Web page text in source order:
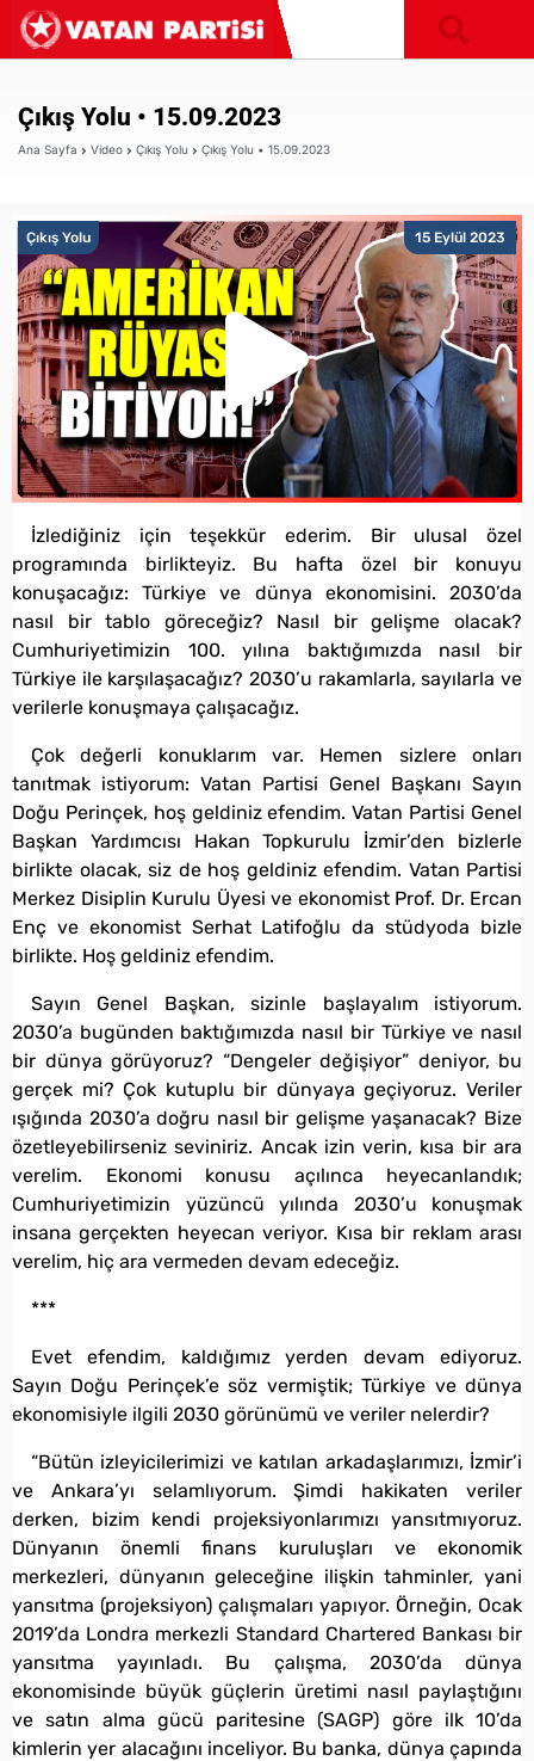
Çıkış Yolu • 15.09.2023
Ana Sayfa Video Çıkış Yolu Çıkış Yolu • 15.09.2023
15 Eylül 2023
Çıkış Yolu
İzlediğiniz için teşekkür ederim. Bir ulusal özel
programında birlikteyiz. Bu hafta özel bir konuyu
konuşacağız: Türkiye ve dünya ekonomisini. 2030’da
nasıl bir tablo göreceğiz? Nasıl bir gelişme olacak?
Cumhuriyetimizin 100. yılına baktığımızda nasıl bir
Türkiye ile karşılaşacağız? 2030’u rakamlarla, sayılarla ve
verilerle konuşmaya çalışacağız.
Çok değerli konuklarım var. Hemen sizlere onları
tanıtmak istiyorum: Vatan Partisi Genel Başkanı Sayın
Doğu Perinçek, hoş geldiniz efendim. Vatan Partisi Genel
Başkan Yardımcısı Hakan Topkurulu İzmir’den bizlerle
birlikte olacak, siz de hoş geldiniz efendim. Vatan Partisi
Merkez Disiplin Kurulu Üyesi ve ekonomist Prof. Dr. Ercan
Enç ve ekonomist Serhat Latifoğlu da stüdyoda bizle
birlikte. Hoş geldiniz efendim.
Sayın Genel Başkan, sizinle başlayalım istiyorum.
2030’a bugünden baktığımızda nasıl bir Türkiye ve nasıl
bir dünya görüyoruz? “Dengeler değişiyor” deniyor, bu
gerçek mi? Çok kutuplu bir dünyaya geçiyoruz. Veriler
ışığında 2030’a doğru nasıl bir gelişme yaşanacak? Bize
özetleyebilirseniz seviniriz. Ancak izin verin, kısa bir ara
verelim. Ekonomi konusu açılınca heyecanlandık;
Cumhuriyetimizin yüzüncü yılında 2030’u konuşmak
insana gerçekten heyecan veriyor. Kısa bir reklam arası
verelim, hiç ara vermeden devam edeceğiz.
***
Evet efendim, kaldığımız yerden devam ediyoruz.
Sayın Doğu Perinçek’e söz vermiştik; Türkiye ve dünya
ekonomisiyle ilgili 2030 görünümü ve veriler nelerdir?
“Bütün izleyicilerimizi ve katılan arkadaşlarımızı, İzmir’i
ve Ankara’yı selamlıyorum. Şimdi hakikaten veriler
derken, bizim kendi projeksiyonlarımızı yansıtmıyoruz.
Dünyanın önemli finans kuruluşları ve ekonomik
merkezleri, dünyanın geleceğine ilişkin tahminler, yani
yansıtma (projeksiyon) çalışmaları yapıyor. Örneğin, Ocak
2019’da Londra merkezli Standard Chartered Bankası bir
yansıtma yayınladı. Bu çalışma, 2030’da dünya
ekonomisinde büyük güçlerin üretimi nasıl paylaştığını
ve satın alma gücü paritesine (SAGP) göre ilk 10’da
kimlerin yer alacağını inceliyor. Bu banka, dünya çapında